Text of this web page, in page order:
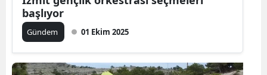
başlıyor
Gündem 01 Ekim 2025